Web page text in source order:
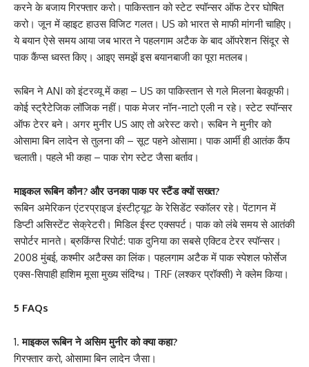
करने के बजाय गिरफ्तार करो। पाकिस्तान को स्टेट स्पॉन्सर ऑफ टेरर घोषित
करो। जून में व्हाइट हाउस विजिट गलत। US को भारत से माफी मांगनी चाहिए।
ये बयान ऐसे समय आया जब भारत ने पहलगाम अटैक के बाद ऑपरेशन सिंदूर से
पाक कैंप्स ध्वस्त किए। आइए समझें इस बयानबाजी का पूरा मतलब।
रूबिन ने ANI को इंटरव्यू में कहा – US का पाकिस्तान से गले मिलना बेवकूफी।
कोई स्ट्रैटेजिक लॉजिक नहीं। पाक मेजर नॉन-नाटो एली न रहे। स्टेट स्पॉन्सर
ऑफ टेरर बने। अगर मुनीर US आए तो अरेस्ट करो। रूबिन ने मुनीर को
ओसामा बिन लादेन से तुलना की – सूट पहने ओसामा। पाक आर्मी ही आतंक कैंप
चलाती। पहले भी कहा – पाक रोग स्टेट जैसा बर्ताव।
माइकल रूबिन कौन? और उनका पाक पर स्टैंड क्यों सख्त?
रूबिन अमेरिकन एंटरप्राइज इंस्टीट्यूट के रेसिडेंट स्कॉलर रहे। पेंटागन में
डिप्टी असिस्टेंट सेक्रेटरी। मिडिल ईस्ट एक्सपर्ट। पाक को लंबे समय से आतंकी
सपोर्टर मानते। ब्रुकिंग्स रिपोर्ट: पाक दुनिया का सबसे एक्टिव टेरर स्पॉन्सर।
2008 मुंबई, कश्मीर अटैक्स का लिंक। पहलगाम अटैक में पाक स्पेशल फोर्सेज
एक्स-सिपाही हाशिम मूसा मुख्य संदिग्ध। TRF (लश्कर प्रॉक्सी) ने क्लेम किया।
5 FAQs
माइकल रूबिन ने असिम मुनीर को क्या कहा?
गिरफ्तार करो, ओसामा बिन लादेन जैसा।